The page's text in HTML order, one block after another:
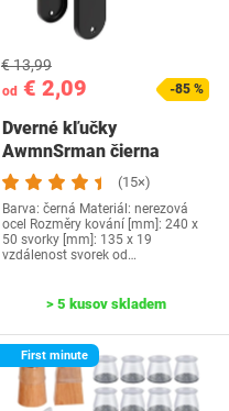
od € 2,09
€ 13,99
-85 %
Dverné kľučky
AwmnSrman čierna
(15×)
Barva: černá Materiál: nerezová
ocel Rozměry kování [mm]: 240 x
50 svorky [mm]: 135 x 19
vzdálenost svorek od…
> 5 kusov skladem
First minute